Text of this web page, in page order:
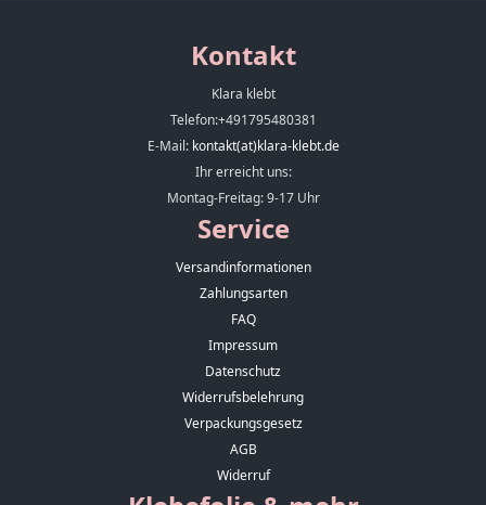
Kontakt
Klara klebt
Telefon:+491795480381
E-Mail: kontakt(at)klara-klebt.de
Ihr erreicht uns:
Montag-Freitag: 9-17 Uhr
Service
Versandinformationen
Zahlungsarten
FAQ
Impressum
Datenschutz
Widerrufsbelehrung
Verpackungsgesetz
AGB
Widerruf